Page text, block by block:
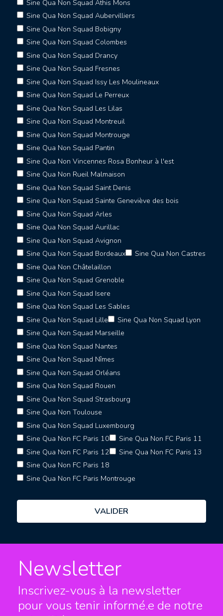
Sine Qua Non Squad Athis Mons
Sine Qua Non Squad Aubervilliers
Sine Qua Non Squad Bobigny
Sine Qua Non Squad Colombes
Sine Qua Non Squad Drancy
Sine Qua Non Squad Fresnes
Sine Qua Non Squad Issy Les Moulineaux
Sine Qua Non Squad Le Perreux
Sine Qua Non Squad Les Lilas
Sine Qua Non Squad Montreuil
Sine Qua Non Squad Montrouge
Sine Qua Non Squad Pantin
Sine Qua Non Vincennes Rosa Bonheur à l'est
Sine Qua Non Rueil Malmaison
Sine Qua Non Squad Saint Denis
Sine Qua Non Squad Sainte Geneviève des bois
Sine Qua Non Squad Arles
Sine Qua Non Squad Aurillac
Sine Qua Non Squad Avignon
Sine Qua Non Squad Bordeaux
Sine Qua Non Castres
Sine Qua Non Châtelaillon
Sine Qua Non Squad Grenoble
Sine Qua Non Squad Isere
Sine Qua Non Squad Les Sables
Sine Qua Non Squad Lille
Sine Qua Non Squad Lyon
Sine Qua Non Squad Marseille
Sine Qua Non Squad Nantes
Sine Qua Non Squad Nîmes
Sine Qua Non Squad Orléans
Sine Qua Non Squad Rouen
Sine Qua Non Squad Strasbourg
Sine Qua Non Toulouse
Sine Qua Non Squad Luxembourg
Sine Qua Non FC Paris 10
Sine Qua Non FC Paris 11
Sine Qua Non FC Paris 12
Sine Qua Non FC Paris 13
Sine Qua Non FC Paris 18
Sine Qua Non FC Paris Montrouge
Newsletter
Inscrivez-vous à la newsletter
pour vous tenir informé.e de notre